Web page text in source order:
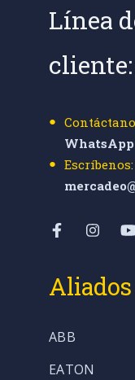
Línea
cliente:
WhatsApp
Escríbenos:
Aliados
ABB
EATON